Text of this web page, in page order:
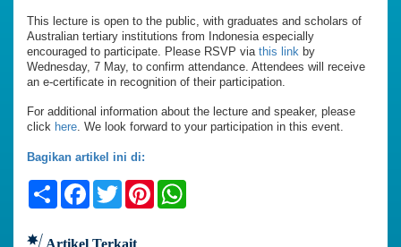
This lecture is open to the public, with graduates and scholars of
Australian tertiary institutions from Indonesia especially
encouraged to participate. Please RSVP via this link by
Wednesday, 7 May, to confirm attendance. Attendees will receive
an e-certificate in recognition of their participation.
For additional information about the lecture and speaker, please
click here. We look forward to your participation in this event.
Bagikan artikel ini di:
ShareFacebook
TwitterPinterest